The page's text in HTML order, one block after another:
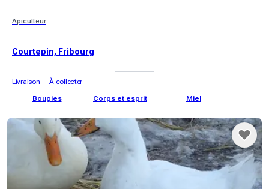
Apiculteur
Courtepin, Fribourg
Livraison
À collecter
Bougies
Corps et esprit Miel